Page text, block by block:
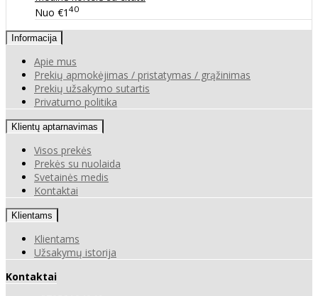
Nuo €1 40
Informacija
Apie mus
Prekių apmokėjimas / pristatymas / grąžinimas
Prekių užsakymo sutartis
Privatumo politika
Klientų aptarnavimas
Visos prekės
Prekės su nuolaida
Svetainės medis
Kontaktai
Klientams
Klientams
Užsakymų istorija
Kontaktai